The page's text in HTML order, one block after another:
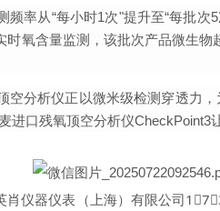
频率从“每小时1次"提升至“每批次
氧含量监测，该批次产品微生
分析仪正以微米级检测穿透力
进口残氧顶空分析仪CheckPoint3
肖仪器仪表（上海）有限公司